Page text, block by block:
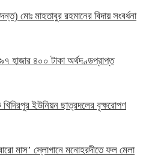
মোঃ মাহতাবুর রহমানের বিদায় সংবর্ধনা
হাজার ৪০০ টাকা অর্থদণ্ডপ্রাপ্ত
ইউনিয়ন ছাত্রদলের বৃক্ষরোপণ
মাস’ স্লোগানে মনোহরদীতে ফল মেলা